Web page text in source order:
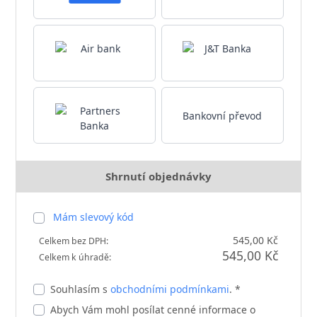
Bankovní převod
Shrnutí objednávky
Mám slevový kód
Celkem bez DPH: 545,00 Kč
Celkem k úhradě: 545,00 Kč
Souhlasím sobchodními podmínkami. *
Abych Vám mohl posílat cenné informace o